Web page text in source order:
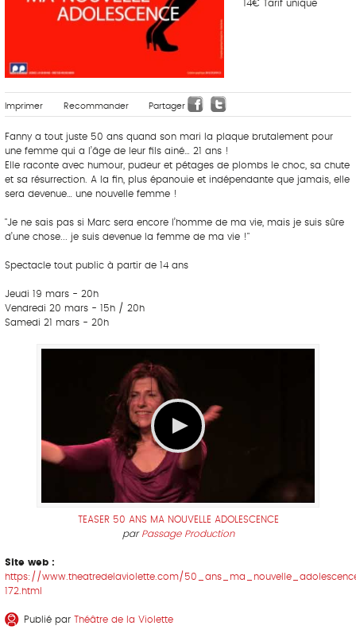
14€ Tarif unique
Imprimer Recommander Partager
Fanny a tout juste 50 ans quand son mari la plaque brutalement pour
une femme qui a l’âge de leur fils ainé… 21 ans !
Elle raconte avec humour, pudeur et pétages de plombs le choc, sa chute
et sa résurrection. A la fin, plus épanouie et indépendante que jamais, elle
sera devenue… une nouvelle femme !
"Je ne sais pas si Marc sera encore l’homme de ma vie, mais je suis sûre
d’une chose... je suis devenue la femme de ma vie !"
Spectacle tout public à partir de 14 ans
Jeudi 19 mars - 20h
Vendredi 20 mars - 15h / 20h
Samedi 21 mars - 20h
TEASER 50 ANS MA NOUVELLE ADOLESCENCE
par Passage Production
Site web :
https://www.theatredelaviolette.com/
172.html
Publié par Théâtre de la Violette